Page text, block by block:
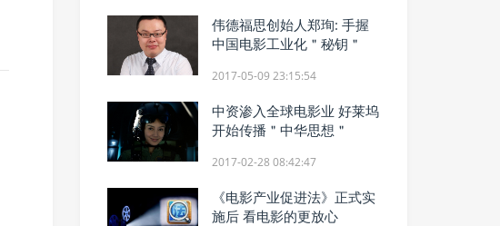
伟德福思创始人郑珣: 手握
中国电影工业化＂秘钥＂
2017-05-09 23:15:54
中资渗入全球电影业 好莱坞
开始传播＂中华思想＂
2017-02-28 08:42:47
《电影产业促进法》正式实
施后 看电影的更放心